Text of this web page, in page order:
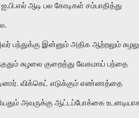
ஆடி பல கோடிகள் சம்பாதித்து
பந்துக்கு இன்னும் அதிக ஆற்றலும்
சுழலை குறைத்து வேகமாய் பந்தை
விக்கெட் எடுக்கும் எண்ணத்தை
அவருக்கு ஆட்டப்போக்கை